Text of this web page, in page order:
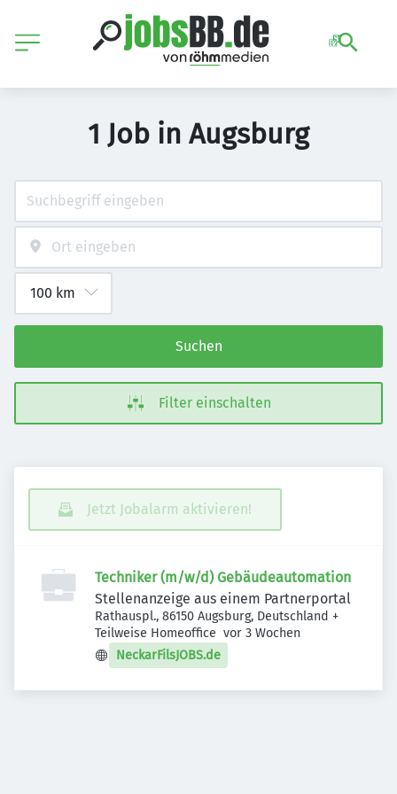
1 Job in Augsburg
Suchen
Filter einschalten
Jetzt Jobalarm aktivieren!
Techniker (m/w/d) Gebäudeautomation
Stellenanzeige aus einem Partnerportal
Rathauspl., 86150 Augsburg, Deutschland +
Teilweise Homeoffice Veröffentlicht
vor 3 Wochen
NeckarFilsJOBS.de